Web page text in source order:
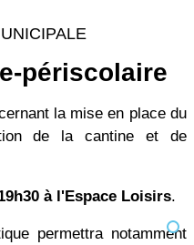
périscolaire
la mise en place du
de la cantine et de
à l'Espace Loisirs.
permettra notamment